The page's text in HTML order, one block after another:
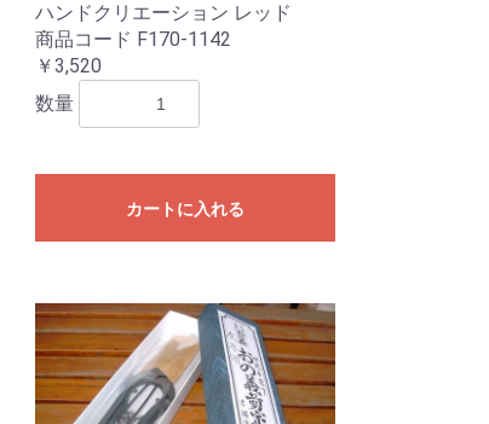
ハンドクリエーション レッド
商品コード F170-1142
￥3,520
数量
カートに入れる